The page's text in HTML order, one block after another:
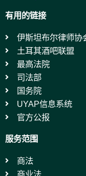
有用的链接
伊斯坦布尔律师协
土耳其酒吧联盟
最高法院
司法部
国务院
UYAP信息系统
官方公报
服务范围
商法
商业法